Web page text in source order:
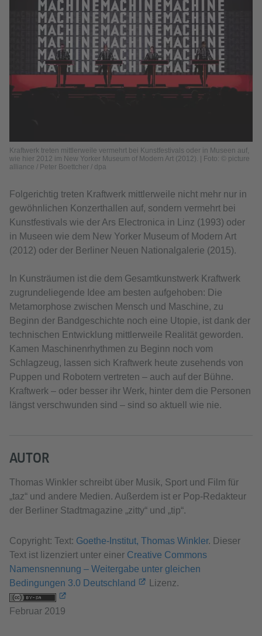
Kraftwerk treten mittlerweile vermehrt bei Kunstfestivals oder in Museen auf,
wie hier 2012 im New Yorker Museum of Modern Art (2012). | Foto: © picture
alliance / Peter Boettcher / dpa
Folgerichtig treten Kraftwerk mittlerweile nicht mehr nur in
gewöhnlichen Konzerthallen auf, sondern vermehrt bei
Kunstfestivals wie der Ars Electronica in Linz (1993) oder
in Museen wie dem New Yorker Museum of Modern Art
(2012) oder der Berliner Neuen Nationalgalerie (2015).
In Kunsträumen ist die dem Gesamtkunstwerk Kraftwerk
zugrundeliegende Idee am besten aufgehoben: Die
Metamorphose zwischen Mensch und Maschine, zu
Beginn der Bandgeschichte noch eine Utopie, ist dank der
technischen Entwicklung mittlerweile Realität geworden.
Kamen Maschinenrhythmen zu Beginn noch vom
Schlagzeug, lassen sich Kraftwerk heute zusehends von
Puppen und Robotern vertreten – auch auf der Bühne.
Kraftwerk – oder besser ihr Werk, hinter dem die Personen
längst verschwunden sind – sind so aktuell wie nie.
AUTOR
Thomas Winkler schreibt über Musik, Sport und Film für
„taz“ und andere Medien. Außerdem ist er Pop-Redakteur
der Berliner Stadtmagazine „zitty“ und „tip“.
Copyright: Text: Goethe-Institut, Thomas Winkler. Dieser
Text ist lizenziert unter einer Creative Commons
Namensnennung – Weitergabe unter gleichen
Bedingungen 3.0 Deutschland
Lizenz.
Februar 2019